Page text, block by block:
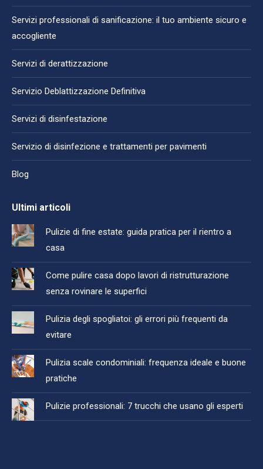
Servizi professionali di sanificazione: il tuo ambiente sicuro e
accogliente
Servizi di derattizzazione
Servizio Deblattizzazione Definitiva
Servizi di disinfestazione
Servizio di disinfezione e trattamenti per pavimenti
Blog
Ultimi articoli
Pulizie di fine estate: guida pratica per il rientro a
casa
Come pulire casa dopo lavori di ristrutturazione
senza rovinare le superfici
Pulizia degli spogliatoi: gli errori più frequenti da
evitare
Pulizia scale condominiali: frequenza ideale e buone
pratiche
Pulizie professionali: 7 trucchi che usano gli esperti